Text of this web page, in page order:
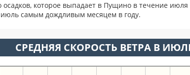
осадков, которое выпадает в Пущино в течение июля
июль самым дождливым месяцем в году.
СРЕДНЯЯ СКОРОСТЬ ВЕТРА В